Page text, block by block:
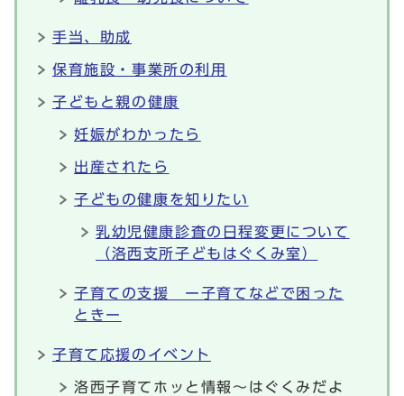
手当、助成
保育施設・事業所の利用
子どもと親の健康
妊娠がわかったら
出産されたら
子どもの健康を知りたい
乳幼児健康診査の日程変更について
（洛西支所子どもはぐくみ室）
子育ての支援 ー子育てなどで困った
ときー
子育て応援のイベント
洛西子育てホッと情報～はぐくみだよ